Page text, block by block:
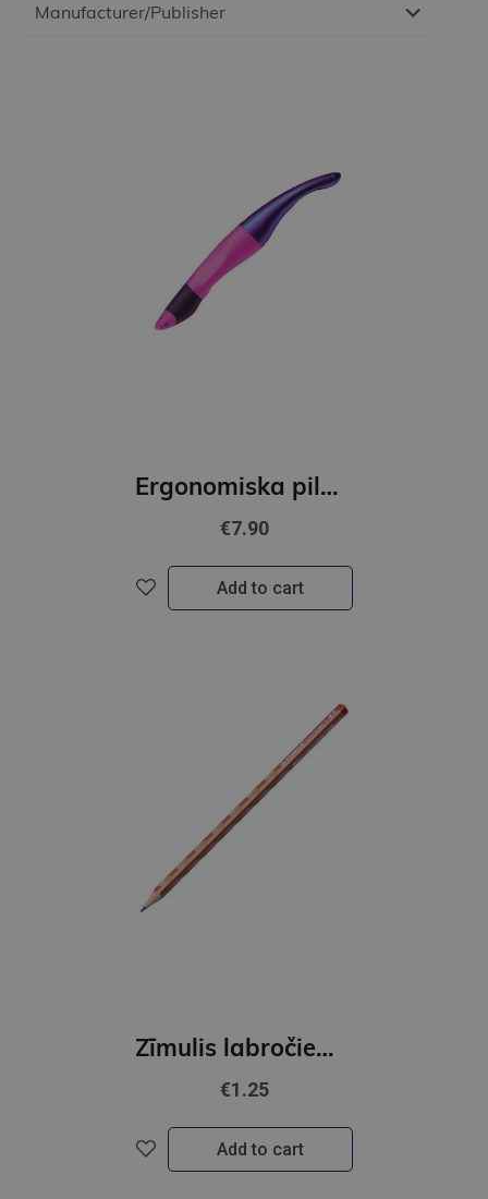
Manufacturer/Publisher
Ergonomiska pildspalva labročiem STABILO EASYoriginal 0.5mm Zila
€7.90
Add to cart
Zīmulis labročiem STABILO EASYgraph S Metallic Bronza
€1.25
Add to cart